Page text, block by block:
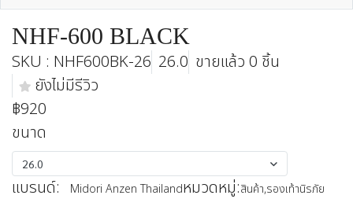
NHF-600 BLACK
SKU : NHF600BK-26 26.0 ขายแล้ว 0 ชิ้น
ยังไม่มีรีวิว
฿920
ขนาด
26.0
แบรนด์: Midori Anzen Thailandหมวดหมู่:สินค้า,รองเท้านิรภัย